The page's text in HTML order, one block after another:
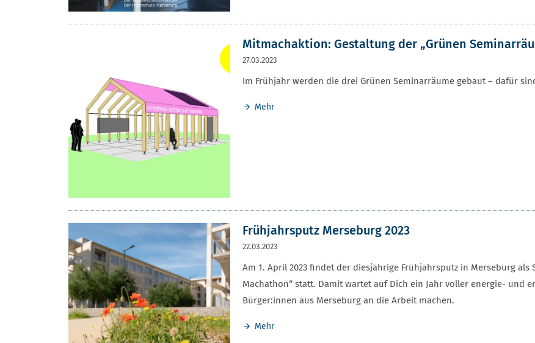
Mitmachaktion: Gestaltung der „Grünen
27.03.2023
Im Frühjahr werden die drei Grünen Seminarräume gebaut – dafür
Mehr
Frühjahrsputz Merseburg 2023
22.03.2023
Am 1. April 2023 findet der diesjährige Frühjahrsputz in Merseburg als
Machathon“ statt. Damit wartet auf Dich ein Jahr voller energie- und
Bürger:innen aus Merseburg an die Arbeit machen.
Mehr